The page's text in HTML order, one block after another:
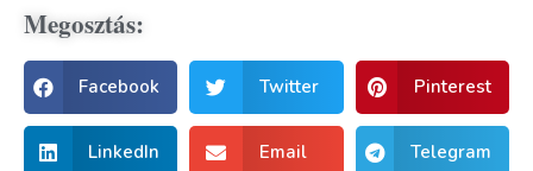
Megosztás:
Facebook Twitter Pinterest
LinkedIn Email Telegram